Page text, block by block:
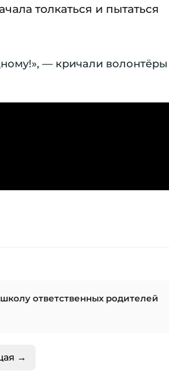
толкаться и пытаться
— кричали волонтёры
ответственных родителей
→